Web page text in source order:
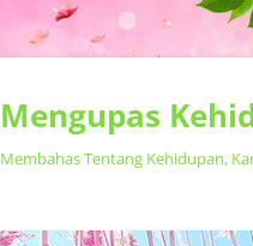
Mengupas
Membahas Tentang Kehidupan,